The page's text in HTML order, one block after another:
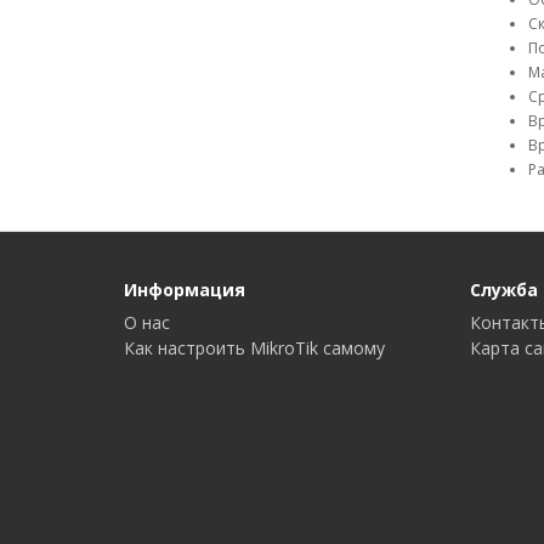
Информация
О нас
Как настроить MikroTik самому
Карта